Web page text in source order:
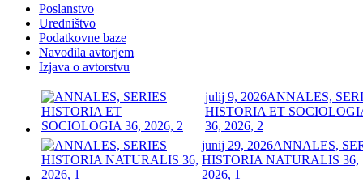
Poslanstvo
Uredništvo
Podatkovne baze
Navodila avtorjem
Izjava o avtorstvu
julij 9, 2026ANNALES,
HISTORIA ET
36, 2026, 2
junij 29, 2026ANNALES,
HISTORIA NATURALIS 36,
2026, 1